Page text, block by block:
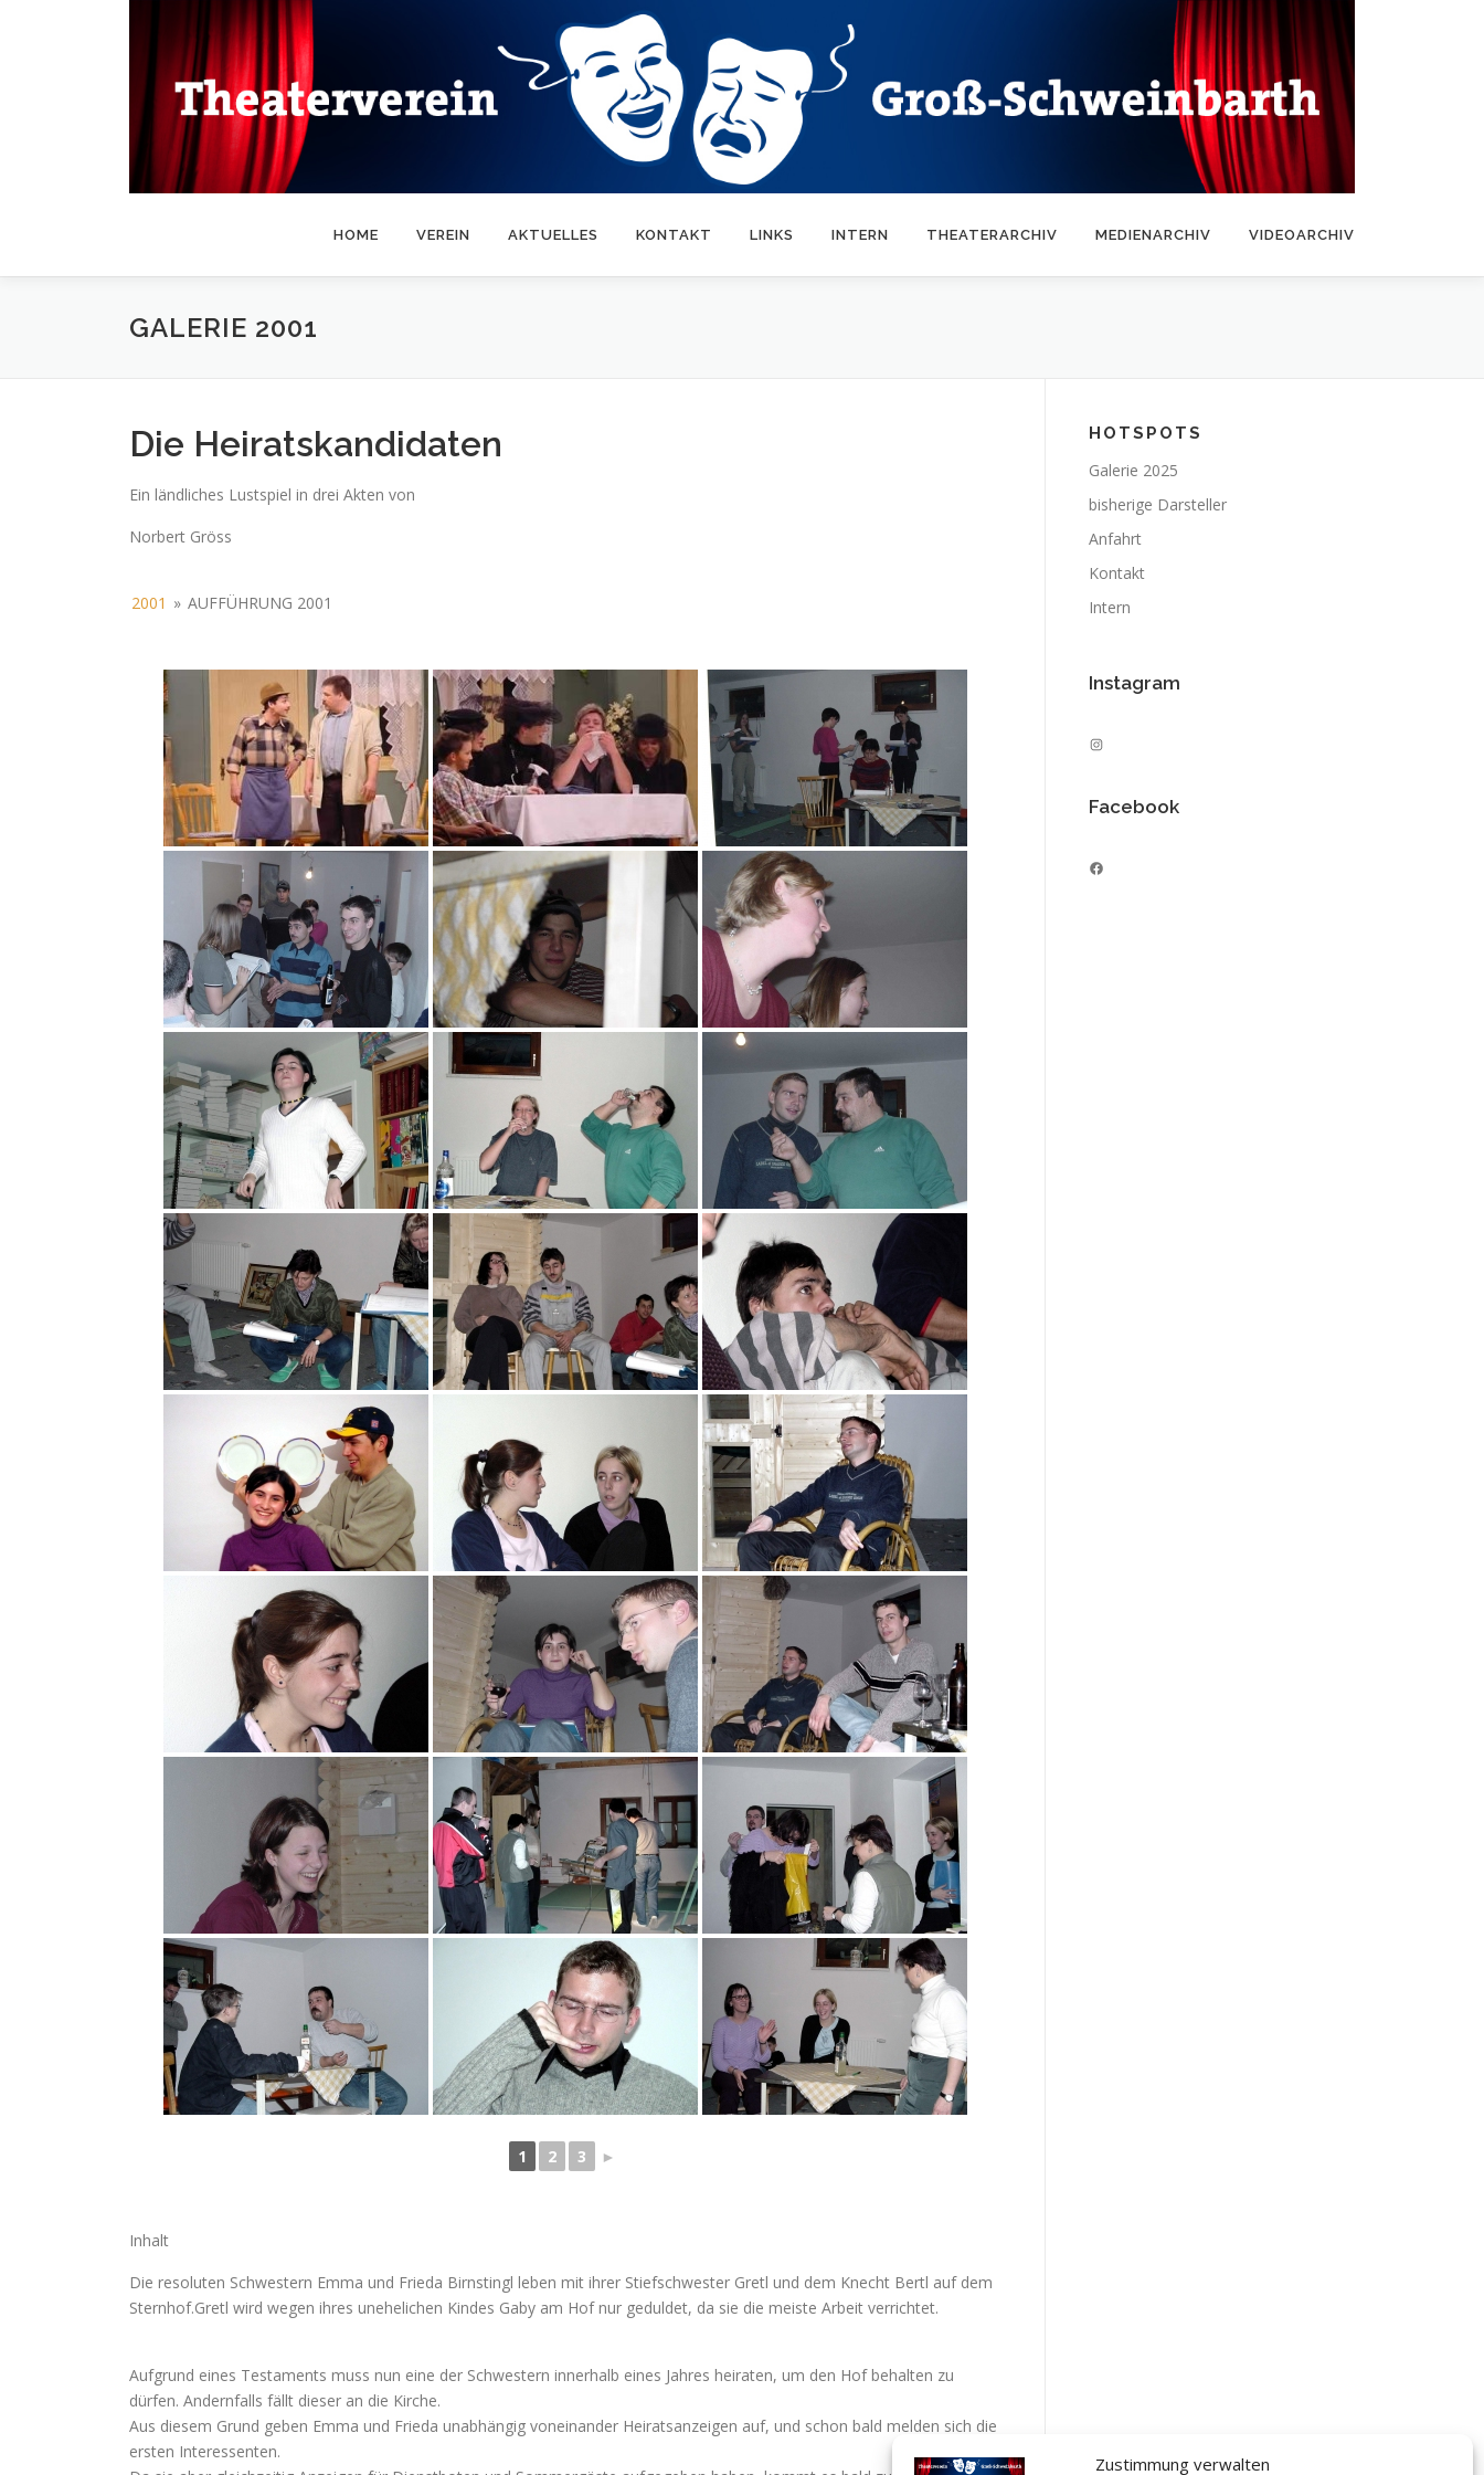
Zustimmung verwalten
HOME VEREIN AKTUELLES KONTAKT LINKS INTERN THEATERARCHIV MEDIENARCHIV VIDEOARCHIV
GALERIE 2001
Die Heiratskandidaten
Ein ländliches Lustspiel in drei Akten von
Norbert Gröss
2001 » AUFFÜHRUNG 2001
1 2 3 ►
Inhalt
Die resoluten Schwestern Emma und Frieda Birnstingl leben mit ihrer Stiefschwester Gretl und dem Knecht Bertl auf dem
Sternhof.Gretl wird wegen ihres unehelichen Kindes Gaby am Hof nur geduldet, da sie die meiste Arbeit verrichtet.
Aufgrund eines Testaments muss nun eine der Schwestern innerhalb eines Jahres heiraten, um den Hof behalten zu
dürfen. Andernfalls fällt dieser an die Kirche.
Aus diesem Grund geben Emma und Frieda unabhängig voneinander Heiratsanzeigen auf, und schon bald melden sich die
ersten Interessenten.
HOTSPOTS
Galerie 2025
bisherige Darsteller
Anfahrt
Kontakt
Intern
Instagram
Instagram
Facebook
Facebook